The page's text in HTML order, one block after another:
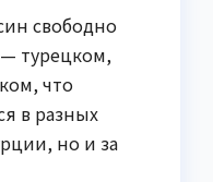
свободно
— турецком,
что
в разных
но и за